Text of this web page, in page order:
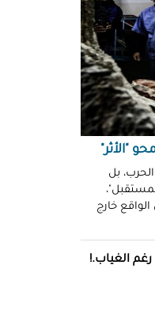
"الأثر"
بل
خارج
الغياب.!